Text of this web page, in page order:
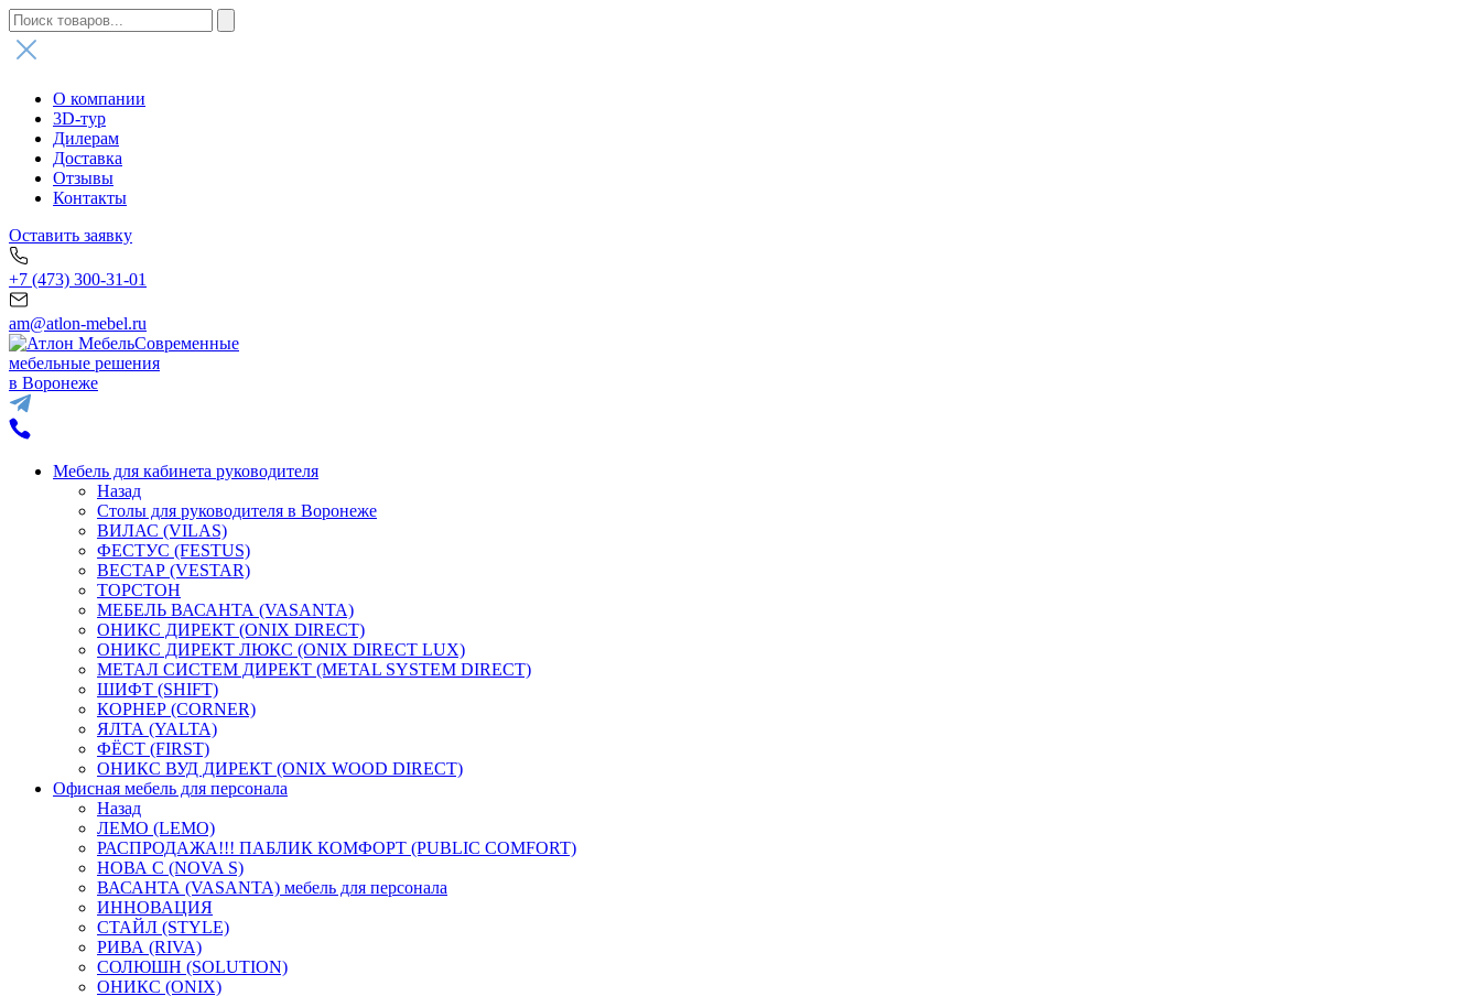
О компании
3D-тур
Дилерам
Доставка
Отзывы
Контакты
Оставить заявку
+7 (473) 300-31-01
am@atlon-mebel.ru
Современные
мебельные решения
в Воронеже
Мебель для кабинета руководителя
Назад
Столы для руководителя в Воронеже
ВИЛАС (VILAS)
ФЕСТУС (FESTUS)
ВЕСТАР (VESTAR)
ТОРСТОН
МЕБЕЛЬ ВАСАНТА (VASANTA)
ОНИКС ДИРЕКТ (ONIX DIRECT)
ОНИКС ДИРЕКТ ЛЮКС (ONIX DIRECT LUX)
МЕТАЛ СИСТЕМ ДИРЕКТ (METAL SYSTEM DIRECT)
ШИФТ (SHIFT)
КОРНЕР (CORNER)
ЯЛТА (YALTA)
ФЁСТ (FIRST)
ОНИКС ВУД ДИРЕКТ (ONIX WOOD DIRECT)
Офисная мебель для персонала
Назад
ЛЕМО (LEMO)
РАСПРОДАЖА!!! ПАБЛИК КОМФОРТ (PUBLIC COMFORT)
НОВА С (NOVA S)
ВАСАНТА (VASANTA) мебель для персонала
ИННОВАЦИЯ
СТАЙЛ (STYLE)
РИВА (RIVA)
СОЛЮШН (SOLUTION)
ОНИКС (ONIX)